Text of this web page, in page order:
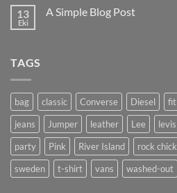
another
13
Eki
A Simple Blog Post
TAGS
bag classic Converse Diesel fit
jeans
Jumper leather Lee levis
party
Pink River Island rock chick
sweden
t-shirt vans washed-out